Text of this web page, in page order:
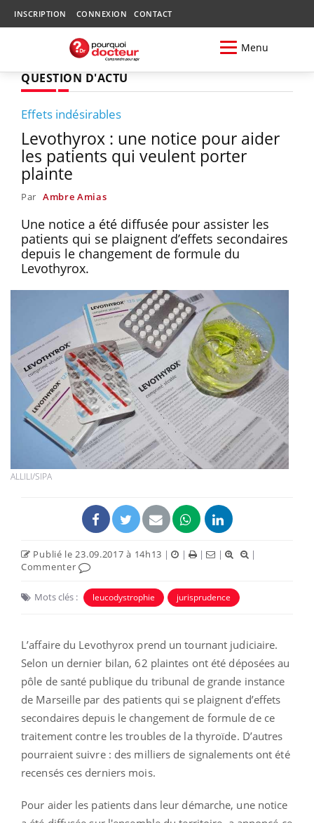
INSCRIPTION CONNEXION CONTACT
Menu
QUESTION D'ACTU
Effets indésirables
Levothyrox : une notice pour aider
les patients qui veulent porter
plainte
Par Ambre Amias
Une notice a été diffusée pour assister les
patients qui se plaignent d’effets secondaires
depuis le changement de formule du
Levothyrox.
ALLILI/SIPA
Publié le 23.09.2017 à 14h13 | | | |
|
Commenter
Mots clés : leucodystrophie jurisprudence
L’affaire du Levothyrox prend un tournant judiciaire.
Selon un dernier bilan, 62 plaintes ont été déposées au
pôle de santé publique du tribunal de grande instance
de Marseille par des patients qui se plaignent d’effets
secondaires depuis le changement de formule de ce
traitement contre les troubles de la thyroïde. D’autres
pourraient suivre : des milliers de signalements ont été
recensés ces derniers mois.
Pour aider les patients dans leur démarche, une notice